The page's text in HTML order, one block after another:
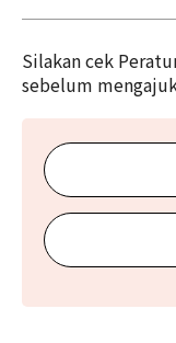
Silakan cek
sebelum